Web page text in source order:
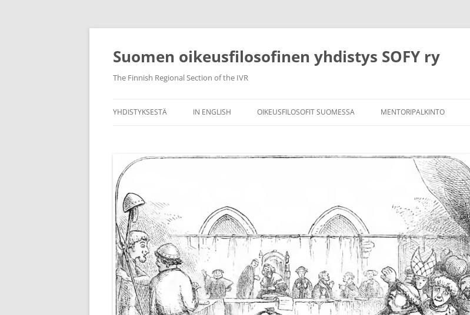
Skip
Suomen oikeusfilosofinen yhdistys SOFY ry
The Finnish Regional Section of the IVR
YHDISTYKSESTÄ
YHDISTYKSEN SÄÄNNÖT
IN ENGLISH OIKEUSFILOSOFIT SUOMESSA MENTORIPALKINTO